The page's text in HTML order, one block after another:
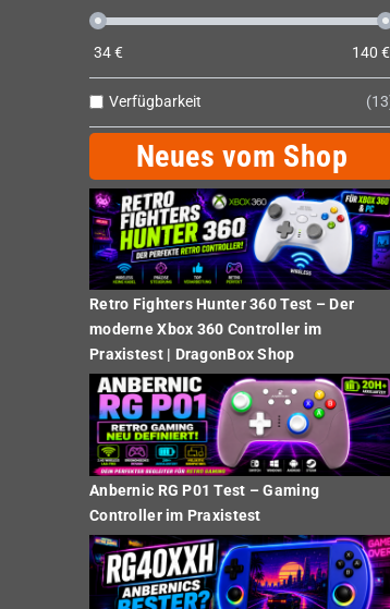
34€ 140 €
Verfügbarkeit 13
Neues vom Shop
Retro Fighters Hunter 360 Test – Der
moderne Xbox 360 Controller im
Praxistest | DragonBox Shop
Anbernic RG P01 Test – Gaming
Controller im Praxistest